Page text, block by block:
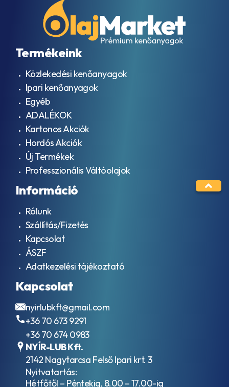
Termékeink
Közlekedési kenőanyagok
Ipari kenőanyagok
Egyéb
ADALÉKOK
Kartonos Akciók
Hordós Akciók
Új Termékek
Professzionális Váltóolajok
Információ
Rólunk
Szállítás/Fizetés
Kapcsolat
ÁSZF
Adatkezelési tájékoztató
Kapcsolat
nyirlubkft@gmail.com
+36 70 673 9291
+36 70 674 0983
NYÍR-LUB Kft.
2142 Nagytarcsa Felső Ipari krt. 3
Nyitvatartás:
Hétfőtől – Péntekig, 8.00 – 17.00-ig